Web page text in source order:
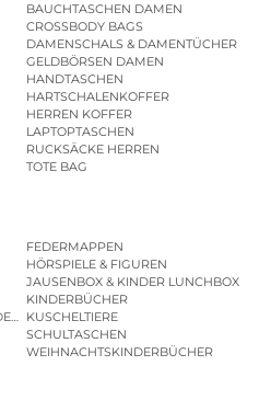
BAUCHTASCHEN DAMEN
CROSSBODY BAGS
DAMENSCHALS & DAMENTÜCHER
GELDBÖRSEN DAMEN
HANDTASCHEN
HARTSCHALENKOFFER
HERREN KOFFER
LAPTOPTASCHEN
RUCKSÄCKE HERREN
TOTE BAG
FEDERMAPPEN
HÖRSPIELE & FIGUREN
JAUSENBOX & KINDER LUNCHBOX
KINDERBÜCHER
| KINDERGARTENBEUTEL
KUSCHELTIERE
SCHULTASCHEN
WEIHNACHTSKINDERBÜCHER